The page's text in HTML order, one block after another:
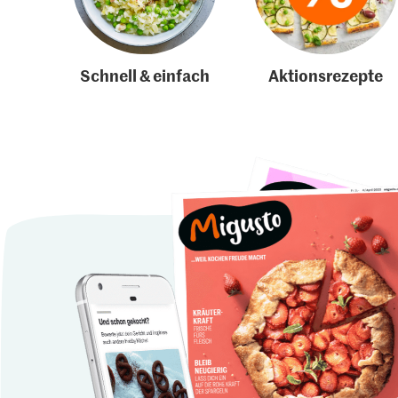
Schnell & einfach Aktionsrezepte